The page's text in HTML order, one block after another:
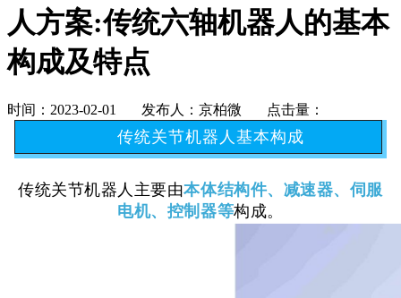
人方案:传统六轴机器人的基本
构成及特点
时间：2023-02-01 发布人：京柏微 点击量：
传统关节机器人基本构成
传统关节机器人主要由本体结构件、减速器、伺服
电机、控制器等构成。